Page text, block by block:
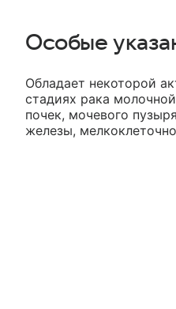
Особые
Обладает некоторой
стадиях рака
почек, мочевого
железы,